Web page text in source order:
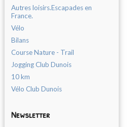
Autres loisirs.Escapades en
France.
Vélo
Bilans
Course Nature - Trail
Jogging Club Dunois
10 km
Vélo Club Dunois
Newsletter